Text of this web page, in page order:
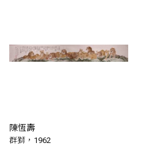
陳恆壽
群獅，1962